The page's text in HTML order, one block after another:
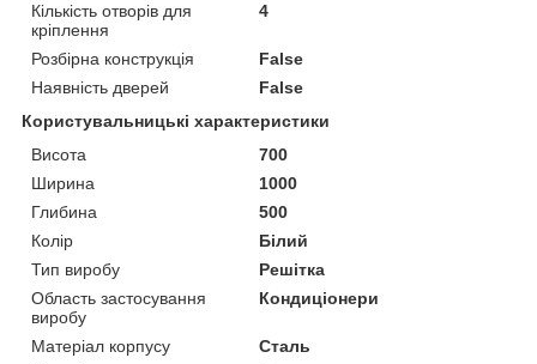
Кількість отворів для
кріплення
4
Розбірна конструкція
False
Наявність дверей
False
Користувальницькі характеристики
Висота
700
Ширина
1000
Глибина
500
Колір
Білий
Тип виробу
Решітка
Область застосування
виробу
Кондиціонери
Матеріал корпусу
Сталь